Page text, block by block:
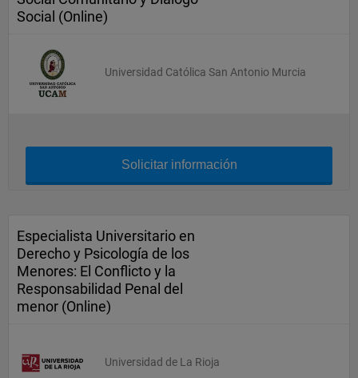
Social (Online)
Universidad Católica San Antonio Murcia
Solicitar información
Especialista Universitario en
Derecho y Psicología de los
Menores: El Conflicto y la
Responsabilidad Penal del
menor (Online)
Universidad de La Rioja